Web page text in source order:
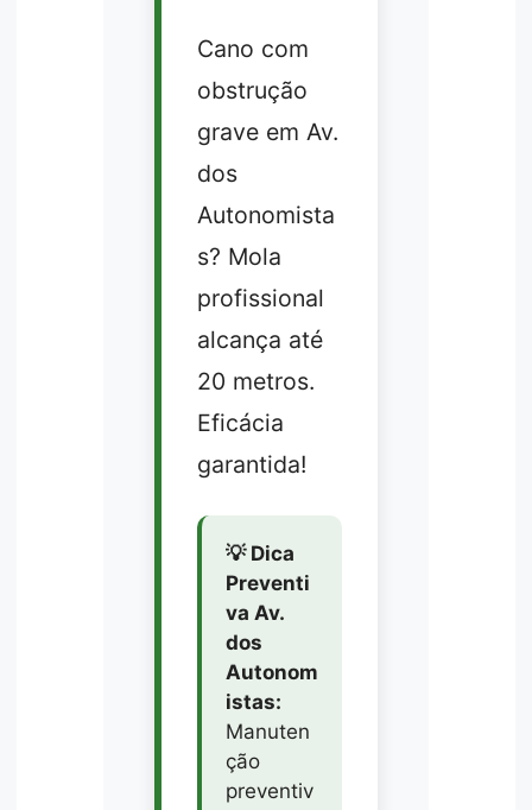
Cano com
obstrução
grave em Av.
dos
Autonomista
s? Mola
profissional
alcança até
20 metros.
Eficácia
garantida!
💡 Dica
Preventi
va Av.
dos
Autonom
istas:
Manuten
ção
preventiv